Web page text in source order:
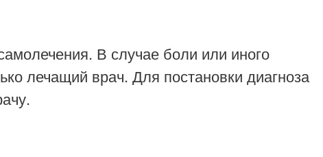
В случае боли или иного
лечащий врач. Для постановки диагноза